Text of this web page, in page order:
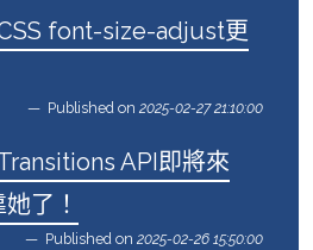
font-size-adjust更
Published on 2025-02-27 21:10:00
API即將來
了！
Published on 2025-02-26 15:50:00